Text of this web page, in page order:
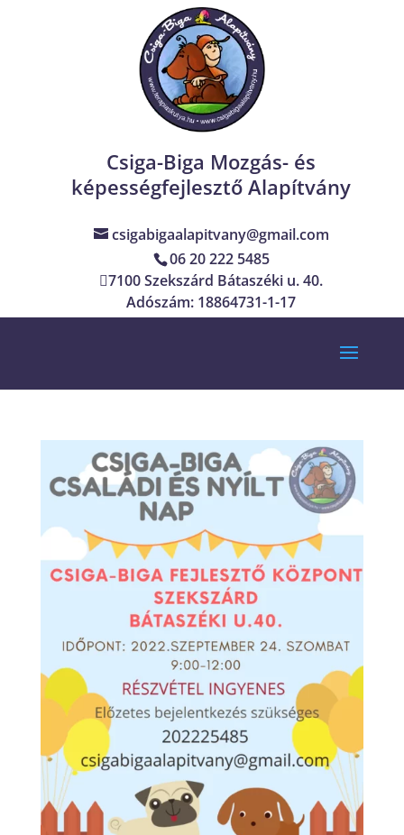
Csiga-Biga Mozgás- és
képességfejlesztő Alapítvány
csigabigaalapitvany@gmail.com
06 20 222 5485
7100 Szekszárd Bátaszéki u. 40.
Adószám: 18864731-1-17